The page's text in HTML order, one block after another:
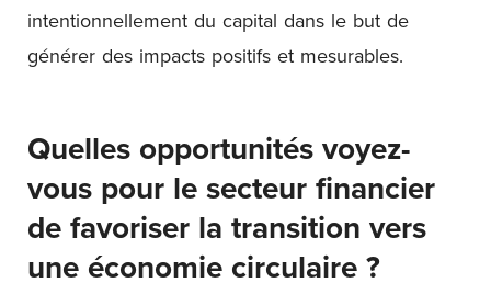
intentionnellement du capital dans le but de
générer des impacts positifs et mesurables.
Quelles opportunités voyez-
vous pour le secteur financier
de favoriser la transition vers
une économie circulaire ?